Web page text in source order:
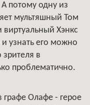
потому одну из
мультяшный Том
виртуальный Хэнкс
узнать его можно
зрителя в
проблематично.
графе Олафе - герое